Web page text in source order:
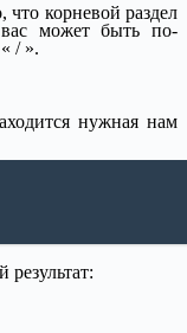
корневой раздел
может быть по-
/ ».
нужная нам